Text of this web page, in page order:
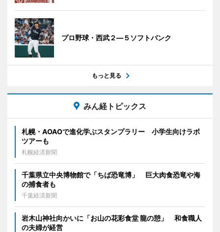
プロ野球・西武２―５ソフトバンク
もっと見る
みん経トピックス
札幌・AOAOで進化学ぶスタンプラリー 小学生向けラボ
ツアーも
札幌経済新聞
千葉県立中央博物館で「ちば恐竜博」 巨大肉食恐竜や海
の捕食者も
千葉経済新聞
岩木山神社向かいに「お山の花彩食堂 龍の憩」 和食職人
の夫婦が経営